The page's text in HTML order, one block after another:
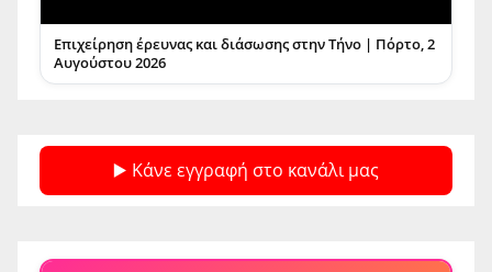
Επιχείρηση έρευνας και διάσωσης στην Τήνο | Πόρτο, 2
Αυγούστου 2026
▶️ Κάνε εγγραφή στο κανάλι μας